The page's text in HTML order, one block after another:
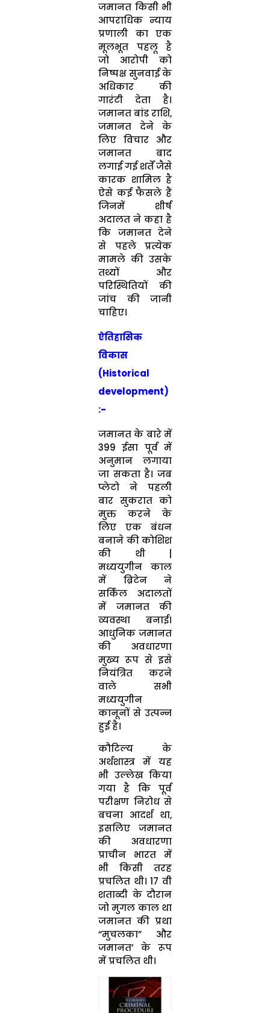
जमानत किसी भी
आपराधिक न्याय
प्रणाली का एक
मूलभूत पहलू है
जो आरोपी को
निष्पक्ष सुनवाई के
अधिकार की
गारंटी देता है।
जमानत बांड राशि,
जमानत देने के
लिए विचार और
जमानत बाद
लगाई गई शर्तें जैसे
कारक शामिल है
ऐसे कई फैसले हैं
जिनमें शीर्ष
अदालत ने कहा है
कि जमानत देने
से पहले प्रत्येक
मामले की उसके
तथ्यों और
परिस्थितियों की
जांच की जानी
चाहिए।
ऐतिहासिक
विकास
(Historical
development)
:-
जमानत के बारे में
399 ईसा पूर्व में
अनुमान लगाया
जा सकता है। जब
प्लेटो ने पहली
बार सुकरात को
मुक्त करने के
लिए एक बंधन
बनाने की कोशिश
की थी |
मध्ययुगीन काल
में ब्रिटेन ने
सर्किल अदालतों
में जमानत की
व्यवस्था बनाई।
आधुनिक जमानत
की अवधारणा
मुख्य रूप से इसे
नियंत्रित करने
वाले सभी
मध्ययुगीन
कानूनों से उत्पन्न
हुई है।
कौटिल्य के
अर्थशास्त्र में यह
भी उल्लेख किया
गया है कि पूर्व
परीक्षण निरोध से
बचना आदर्श था,
इसलिए जमानत
की अवधारणा
प्राचीन भारत में
भी किसी तरह
प्रचलित थी। 17 वी
शताब्दी के दौरान
जो मुगल काल था
जमानत की प्रथा
“मुचलका” और
जमानत’ के रूप
में प्रचलित थी।